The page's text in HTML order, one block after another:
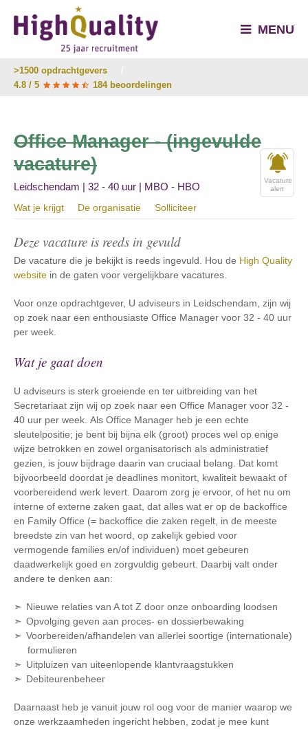
MENU
>1500 opdrachtgevers
4.8 / 5
184 beoordelingen
Office Manager - (ingevulde
vacature)
Vacature
alert
Leidschendam | 32 - 40 uur | MBO - HBO
Wat je krijgt De organisatie Solliciteer
Deze vacature is reeds in gevuld
De vacature die je bekijkt is reeds ingevuld. Hou de High Quality
website in de gaten voor vergelijkbare vacatures.
Voor onze opdrachtgever, U adviseurs in Leidschendam, zijn wij
op zoek naar een enthousiaste Office Manager voor 32 - 40 uur
per week.
Wat je gaat doen
U adviseurs is sterk groeiende en ter uitbreiding van het
Secretariaat zijn wij op zoek naar een Office Manager voor 32 -
40 uur per week. Als Office Manager heb je een echte
sleutelpositie; je bent bij bijna elk (groot) proces wel op enige
wijze betrokken en zowel organisatorisch als administratief
gezien, is jouw bijdrage daarin van cruciaal belang. Dat komt
bijvoorbeeld doordat je deadlines monitort, kwaliteit bewaakt of
voorbereidend werk levert. Daarom zorg je ervoor, of het nu om
interne of externe zaken gaat, dat alles wat er op de backoffice
en Family Office (= backoffice die zaken regelt, in de meeste
breedste zin van het woord, op zakelijk gebied voor
vermogende families en/of individuen) moet gebeuren
daadwerkelijk goed en zorgvuldig gebeurt. Daarbij valt onder
andere te denken aan:
Nieuwe relaties van A tot Z door onze onboarding loodsen
Opvolging geven aan proces- en dossierbewaking
Voorbereiden/afhandelen van allerlei soortige (internationale)
formulieren
Uitpluizen van uiteenlopende klantvraagstukken
Debiteurenbeheer
Daarnaast heb je vanuit jouw rol oog voor de manier waarop we
onze werkzaamheden ingericht hebben, zodat je mee kunt